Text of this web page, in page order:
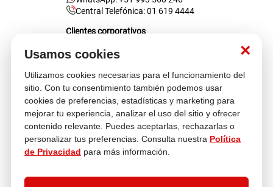
×
Usamos cookies
Utilizamos cookies necesarias para el funcionamiento del
sitio. Con tu consentimiento también podemos usar
cookies de preferencias, estadísticas y marketing para
mejorar tu experiencia, analizar el uso del sitio y ofrecer
contenido relevante. Puedes aceptarlas, rechazarlas o
personalizar tus preferencias. Consulta nuestra Política
de Privacidad para más información.
Central Telefónica: 01 619 4444
Clientes corporativos
Jefa de Ventas Empresas
kgarcia@multitop.pe
Tienda física
Av. Iquitos 670 - 699, La Victoria
L-S: 8:00 a.m. - 6:30 p.m.
Feriados: 9:00 a.m. - 5:00 p.m.
Nosotros
Atención al cliente